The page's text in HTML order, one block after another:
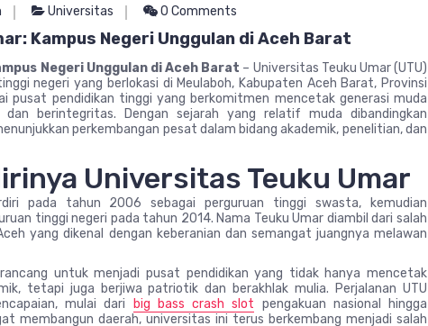
Universitas 0 Comments
Kampus Negeri Unggulan di Aceh Barat
Negeri Unggulan di Aceh Barat – Universitas Teuku Umar (UTU)
negeri yang berlokasi di Meulaboh, Kabupaten Aceh Barat, Provinsi
pusat pendidikan tinggi yang berkomitmen mencetak generasi muda
dan berintegritas. Dengan sejarah yang relatif muda dibandingkan
perkembangan pesat dalam bidang akademik, penelitian, dan
Universitas Teuku Umar
pada tahun 2006 sebagai perguruan tinggi swasta, kemudian
tinggi negeri pada tahun 2014. Nama Teuku Umar diambil dari salah
yang dikenal dengan keberanian dan semangat juangnya melawan
untuk menjadi pusat pendidikan yang tidak hanya mencetak
tetapi juga berjiwa patriotik dan berakhlak mulia. Perjalanan UTU
mulai dari
big bass crash slot pengakuan nasional hingga
membangun daerah, universitas ini terus berkembang menjadi salah